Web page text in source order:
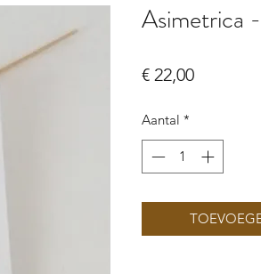
Asimetrica
€ 22,00Prijs
Aantal *